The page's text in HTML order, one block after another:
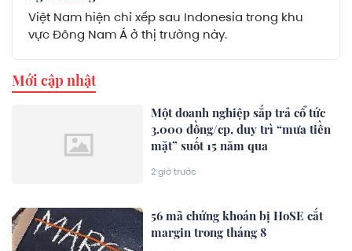
Việt Nam hiện chỉ xếp sau Indonesia trong khu
vực Đông Nam Á ở thị trường này.
Mới cập nhật
Một doanh nghiệp sắp trả cổ tức
3.000 đồng/cp, duy trì “mưa tiền
mặt” suốt 15 năm qua
2 giờ trước
56 mã chứng khoán bị HoSE cắt
margin trong tháng 8